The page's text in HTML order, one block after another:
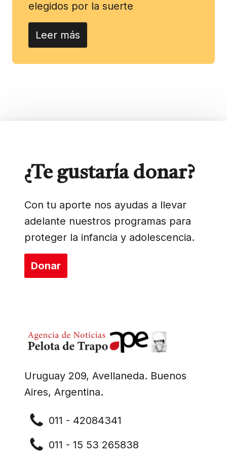
elegidos por la suerte
Leer más
Uruguay 209, Avellaneda. Buenos
Aires, Argentina.
011 - 42084341
011 - 15 53 265838
¿Te gustaría donar?
Con tu aporte nos ayudas a llevar
adelante nuestros programas para
proteger la infancia y adolescencia.
Donar